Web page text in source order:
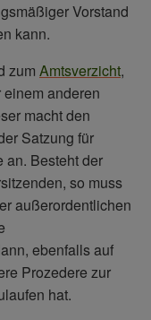
Vorstand
kann.
zum Amtsverzicht,
anderen
macht den
Satzung für
an. Besteht der
so muss
außerordentlichen
ebenfalls auf
Prozedere zur
hat.